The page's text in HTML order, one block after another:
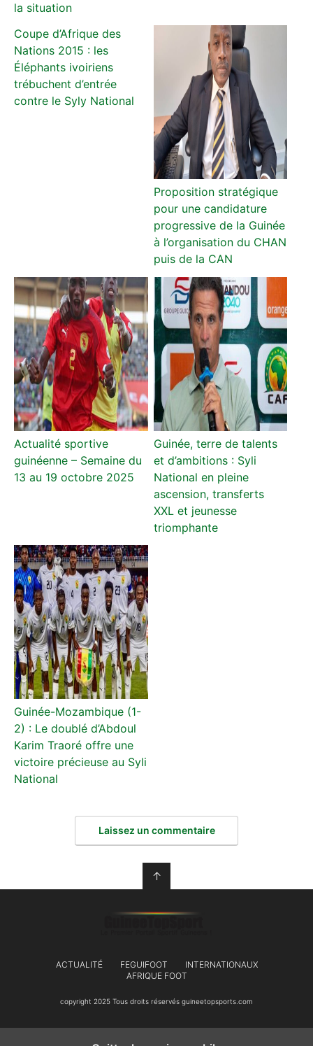
la situation
Coupe d’Afrique des
Nations 2015 : les
Éléphants ivoiriens
trébuchent d’entrée
contre le Syly National
Proposition stratégique
pour une candidature
progressive de la Guinée
à l’organisation du CHAN
puis de la CAN
Actualité sportive
guinéenne – Semaine du
13 au 19 octobre 2025
Guinée, terre de talents
et d’ambitions : Syli
National en pleine
ascension, transferts
XXL et jeunesse
triomphante
Guinée-Mozambique (1-
2) : Le doublé d’Abdoul
Karim Traoré offre une
victoire précieuse au Syli
National
Laissez un commentaire
↑
ACTUALITÉ FEGUIFOOT
INTERNATIONAUX
AFRIQUE FOOT
copyright 2025 Tous droits réservés guineetopsports.com